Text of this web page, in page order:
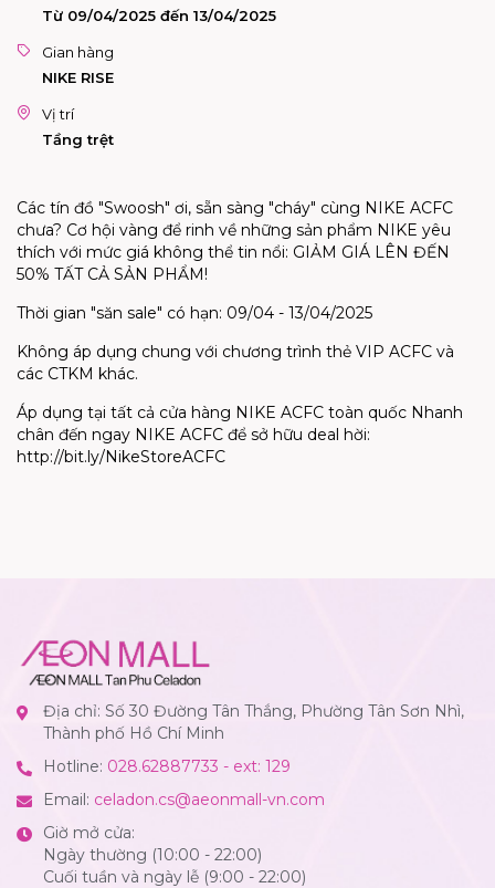
Từ 09/04/2025 đến 13/04/2025
Gian hàng
NIKE RISE
Vị trí
Tầng trệt
Các tín đồ "Swoosh" ơi, sẵn sàng "cháy" cùng NIKE ACFC
chưa? Cơ hội vàng để rinh về những sản phẩm NIKE yêu
thích với mức giá không thể tin nổi: GIẢM GIÁ LÊN ĐẾN
50% TẤT CẢ SẢN PHẨM!
Thời gian "săn sale" có hạn: 09/04 - 13/04/2025
Không áp dụng chung với chương trình thẻ VIP ACFC và
các CTKM khác.
Áp dụng tại tất cả cửa hàng NIKE ACFC toàn quốc Nhanh
chân đến ngay NIKE ACFC để sở hữu deal hời:
http://bit.ly/NikeStoreACFC
Địa chỉ: Số 30 Đường Tân Thắng, Phường Tân Sơn Nhì,
Thành phố Hồ Chí Minh
Hotline: 028.62887733 - ext: 129
Email: celadon.cs@aeonmall-vn.com
Giờ mở cửa:
Ngày thường (10:00 - 22:00)
Cuối tuần và ngày lễ (9:00 - 22:00)